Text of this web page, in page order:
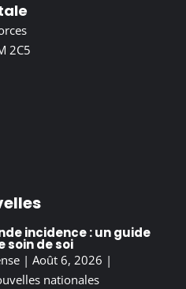
2C5
incidence : un guide
soin de soi
| Août 6, 2026 |
nationales